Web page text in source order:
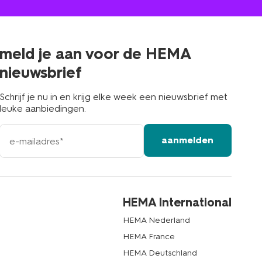
je aan voor de HEMA
je nu in en krijg elke week een nieuwsbrief met
aanbiedingen.
aanmelden
HEMA International
HEMA Nederland
HEMA France
HEMA Deutschland